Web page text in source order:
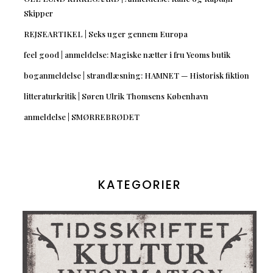
Skipper
REJSEARTIKEL | Seks uger gennem Europa
feel good | anmeldelse: Magiske nætter i fru Yeoms butik
boganmeldelse | strandlæsning: HAMNET — Historisk fiktion
litteraturkritik | Søren Ulrik Thomsens København
anmeldelse | SMØRREBRØDET
KATEGORIER